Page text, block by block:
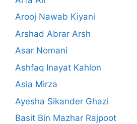
Arooj Nawab Kiyani
Arshad Abrar Arsh
Asar Nomani
Ashfaq Inayat Kahlon
Asia Mirza
Ayesha Sikander Ghazi
Basit Bin Mazhar Rajpoot